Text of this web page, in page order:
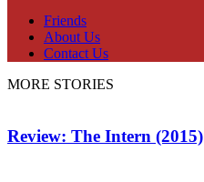
Friends
About Us
Contact Us
MORE STORIES
Review: The Intern (2015)